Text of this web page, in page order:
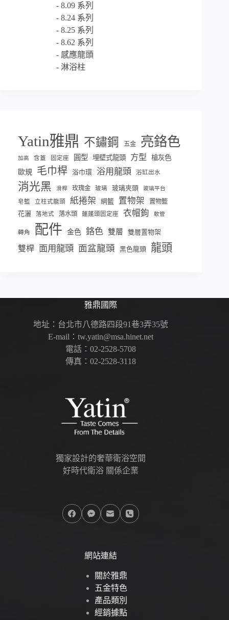
8.09 系列
8.24 系列
8.25 系列
8.62 系列
感應龍頭
淋浴柱
Yatin雅鼎 不鏽鋼 五金 亮鉻色
加高 含蓋 固定座 圓型 埋壁式龍頭 方型
槍灰色
歐規
毛巾桿 浴巾環 浴用龍頭 浴缸出水
消光黑 滑桿 玫瑰金 玻璃 玻璃夾頭 玻璃平台
皂籃 立柱式龍頭 紙捲架 網籃 置物架
置物籃
花灑
落地式 落水頭 蓮蓬頭固定座 衣帽鉤 軟管
轉角 配件 金色 鉻色 雙層 雙層置物架
雙桿 面用龍頭 面盆龍頭 黑色龍頭 龍頭
雅鼎國際
地址：台北市八德路四段91巷3弄35號
E-mail：tw.yatin@msa.hinet.net
電話：02-2528-5708
傳真：02-2528-3118
獨家設計的奢華衛浴空間
好時代衛浴 關係企業
網站連結
關於雅鼎
五金特色
產品類別
經銷據點